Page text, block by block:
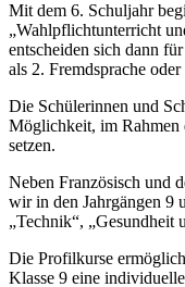
Mit dem 6. Schuljahr
„Wahlpflichtunterricht
entscheiden sich dann
als 2. Fremdsprache
Die Schülerinnen und
Möglichkeit, im Rahmen
setzen.
Neben Französisch und
wir in den Jahrgängen 9
„Technik“, „Gesundheit
Die Profilkurse
Klasse 9 eine